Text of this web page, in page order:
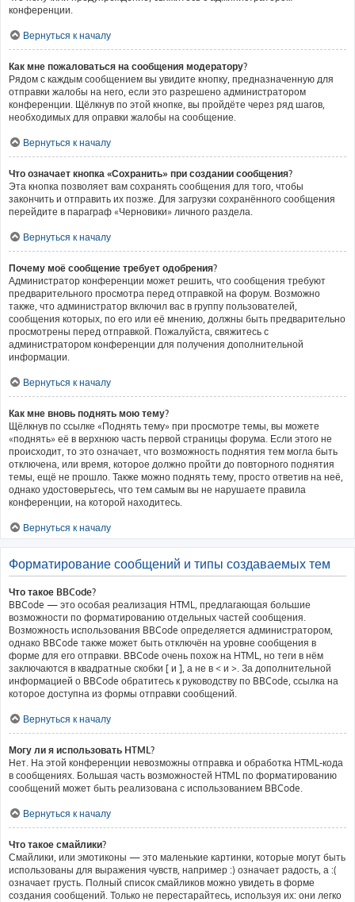
конференции.
Вернуться к началу
Как мне пожаловаться на сообщения модератору?
Рядом с каждым сообщением вы увидите кнопку, предназначенную для
отправки жалобы на него, если это разрешено администратором
конференции. Щёлкнув по этой кнопке, вы пройдёте через ряд шагов,
необходимых для оправки жалобы на сообщение.
Вернуться к началу
Что означает кнопка «Сохранить» при создании сообщения?
Эта кнопка позволяет вам сохранять сообщения для того, чтобы
закончить и отправить их позже. Для загрузки сохранённого сообщения
перейдите в параграф «Черновики» личного раздела.
Вернуться к началу
Почему моё сообщение требует одобрения?
Администратор конференции может решить, что сообщения требуют
предварительного просмотра перед отправкой на форум. Возможно
также, что администратор включил вас в группу пользователей,
сообщения которых, по его или её мнению, должны быть предварительно
просмотрены перед отправкой. Пожалуйста, свяжитесь с
администратором конференции для получения дополнительной
информации.
Вернуться к началу
Как мне вновь поднять мою тему?
Щёлкнув по ссылке «Поднять тему» при просмотре темы, вы можете
«поднять» её в верхнюю часть первой страницы форума. Если этого не
происходит, то это означает, что возможность поднятия тем могла быть
отключена, или время, которое должно пройти до повторного поднятия
темы, ещё не прошло. Также можно поднять тему, просто ответив на неё,
однако удостоверьтесь, что тем самым вы не нарушаете правила
конференции, на которой находитесь.
Вернуться к началу
Форматирование сообщений и типы создаваемых тем
Что такое BBCode?
BBCode — это особая реализация HTML, предлагающая большие
возможности по форматированию отдельных частей сообщения.
Возможность использования BBCode определяется администратором,
однако BBCode также может быть отключён на уровне сообщения в
форме для его отправки. BBCode очень похож на HTML, но теги в нём
заключаются в квадратные скобки [ и ], а не в < и >. За дополнительной
информацией о BBCode обратитесь к руководству по BBCode, ссылка на
которое доступна из формы отправки сообщений.
Вернуться к началу
Могу ли я использовать HTML?
Нет. На этой конференции невозможны отправка и обработка HTML-кода
в сообщениях. Большая часть возможностей HTML по форматированию
сообщений может быть реализована с использованием BBCode.
Вернуться к началу
Что такое смайлики?
Смайлики, или эмотиконы — это маленькие картинки, которые могут быть
использованы для выражения чувств, например :) означает радость, а :(
означает грусть. Полный список смайликов можно увидеть в форме
создания сообщений. Только не перестарайтесь, используя их: они легко